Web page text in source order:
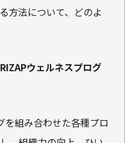
方法について、どのよ
RIZAPウェルネスプログ
を組み合わせた各種プロ